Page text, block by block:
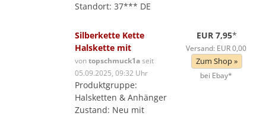
Standort: 37*** DE
Silberkette Kette
Halskette mit
vontopschmuck1aseit
05.09.2025, 09:32 Uhr
Produktgruppe:
Halsketten & Anhänger
Zustand: Neu mit
EUR 7,95*
Versand: EUR 0,00
Zum Shop »
bei Ebay*